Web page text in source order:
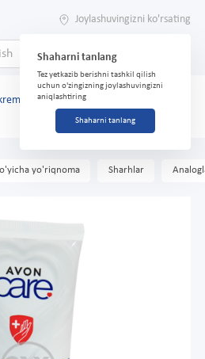
Joylashuvingizni ko'rsating
Shaharni tanlang
Tez yetkazib berishni tashkil qilish
uchun o'zingizning joylashuvingizni
aniqlashtiring
Shaharni tanlang
AVON Care glitserinli bodom yog'i
yo'riqnoma Sharhlar